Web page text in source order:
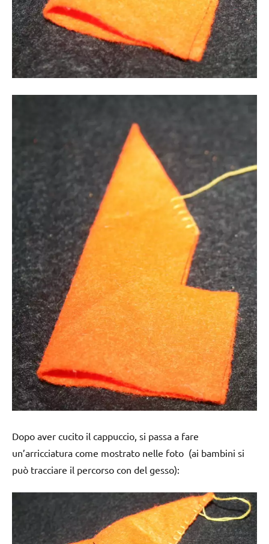
Dopo aver cucito il cappuccio, si passa a fare
un’arricciatura come mostrato nelle foto (ai bambini si
può tracciare il percorso con del gesso):